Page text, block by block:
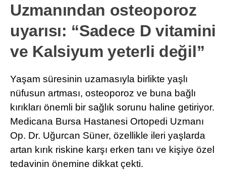
Uzmanından osteoporoz
uyarısı: “Sadece D vitamini
ve Kalsiyum yeterli değil”
Yaşam süresinin uzamasıyla birlikte yaşlı
nüfusun artması, osteoporoz ve buna bağlı
kırıkları önemli bir sağlık sorunu haline getiriyor.
Medicana Bursa Hastanesi Ortopedi Uzmanı
Op. Dr. Uğurcan Süner, özellikle ileri yaşlarda
artan kırık riskine karşı erken tanı ve kişiye özel
tedavinin önemine dikkat çekti.